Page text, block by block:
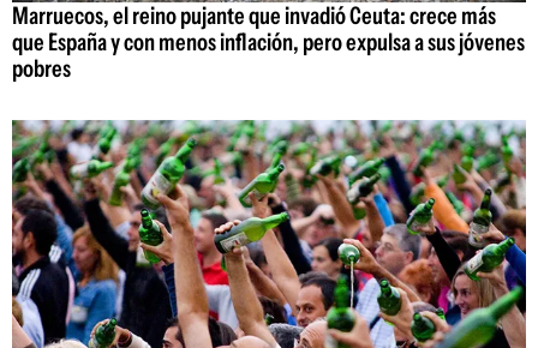
Marruecos, el reino pujante que invadió Ceuta: crece más
que España y con menos inflación, pero expulsa a sus jóvenes
pobres